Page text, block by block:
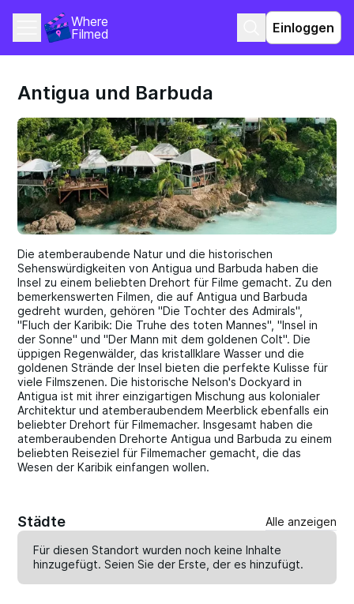
Where
Filmed
Einloggen
Antigua und Barbuda
Die atemberaubende Natur und die historischen
Sehenswürdigkeiten von Antigua und Barbuda haben die
Insel zu einem beliebten Drehort für Filme gemacht. Zu den
bemerkenswerten Filmen, die auf Antigua und Barbuda
gedreht wurden, gehören "Die Tochter des Admirals",
"Fluch der Karibik: Die Truhe des toten Mannes", "Insel in
der Sonne" und "Der Mann mit dem goldenen Colt". Die
üppigen Regenwälder, das kristallklare Wasser und die
goldenen Strände der Insel bieten die perfekte Kulisse für
viele Filmszenen. Die historische Nelson's Dockyard in
Antigua ist mit ihrer einzigartigen Mischung aus kolonialer
Architektur und atemberaubendem Meerblick ebenfalls ein
beliebter Drehort für Filmemacher. Insgesamt haben die
atemberaubenden Drehorte Antigua und Barbuda zu einem
beliebten Reiseziel für Filmemacher gemacht, die das
Wesen der Karibik einfangen wollen.
Städte Alle anzeigen
Für diesen Standort wurden noch keine Inhalte
hinzugefügt. Seien Sie der Erste, der eshinzufügt.